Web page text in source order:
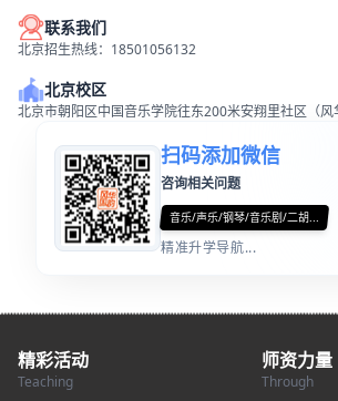
联系我们
北京招生热线：18501056132
北京校区
北京市朝阳区中国音乐学院往东200米安翔里社区（风
扫码添加微信
咨询相关问题
音乐/声乐/钢琴/音乐剧/二胡...
精准升学导航...
精彩活动
Teaching
师资力量
Through